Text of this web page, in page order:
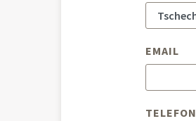
EMAIL
TELEFON